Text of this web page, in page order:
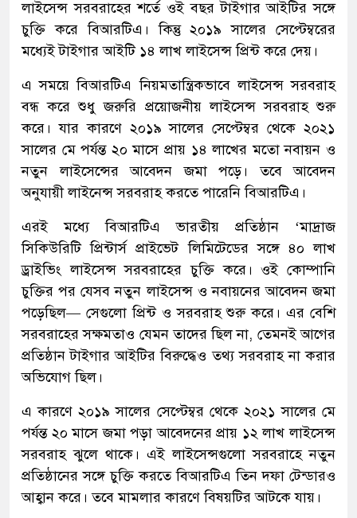
লাইসেন্স সরবরাহের শর্তে ওই বছর টাইগার আইটির সঙ্গে
চুক্তি করে বিআরটিএ। কিন্তু ২০১৯ সালের সেপ্টেম্বরের
মধ্যেই টাইগার আইটি ১৪ লাখ লাইসেন্স প্রিন্ট করে দেয়।
এ সময়ে বিআরটিএ নিয়মতান্ত্রিকভাবে লাইসেন্স সরবরাহ
বন্ধ করে শুধু জরুরি প্রয়োজনীয় লাইসেন্স সরবরাহ শুরু
করে। যার কারণে ২০১৯ সালের সেপ্টেম্বর থেকে ২০২১
সালের মে পর্যন্ত ২০ মাসে প্রায় ১৪ লাখের মতো নবায়ন ও
নতুন লাইসেন্সের আবেদন জমা পড়ে। তবে আবেদন
অনুযায়ী লাইনেন্স সরবরাহ করতে পারেনি বিআরটিএ।
এরই মধ্যে বিআরটিএ ভারতীয় প্রতিষ্ঠান ‘মাদ্রাজ
সিকিউরিটি প্রিন্টার্স প্রাইভেট লিমিটেডের সঙ্গে ৪০ লাখ
ড্রাইভিং লাইসেন্স সরবরাহের চুক্তি করে। ওই কোম্পানি
চুক্তির পর যেসব নতুন লাইসেন্স ও নবায়নের আবেদন জমা
পড়েছিল— সেগুলো প্রিন্ট ও সরবরাহ শুরু করে। এর বেশি
সরবরাহের সক্ষমতাও যেমন তাদের ছিল না, তেমনই আগের
প্রতিষ্ঠান টাইগার আইটির বিরুদ্ধেও তথ্য সরবরাহ না করার
অভিযোগ ছিল।
এ কারণে ২০১৯ সালের সেপ্টেম্বর থেকে ২০২১ সালের মে
পর্যন্ত ২০ মাসে জমা পড়া আবেদনের প্রায় ১২ লাখ লাইসেন্স
সরবরাহ ঝুলে থাকে। এই লাইসেন্সগুলো সরবরাহে নতুন
প্রতিষ্ঠানের সঙ্গে চুক্তি করতে বিআরটিএ তিন দফা টেন্ডারও
আহ্বান করে। তবে মামলার কারণে বিষয়টির আটকে যায়।